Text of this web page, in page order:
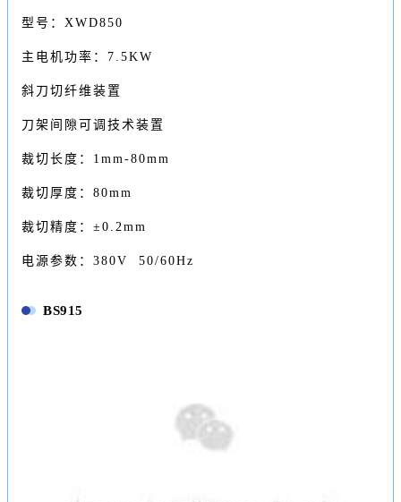
型号：XWD850
主电机功率：7.5KW
斜刀切纤维装置
刀架间隙可调技术装置
裁切长度：1mm-80mm
裁切厚度：80mm
裁切精度：±0.2mm
电源参数：380V 50/60Hz
BS915